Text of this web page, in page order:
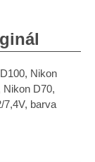
Nikon
Nikon D70,
7,4V, barva